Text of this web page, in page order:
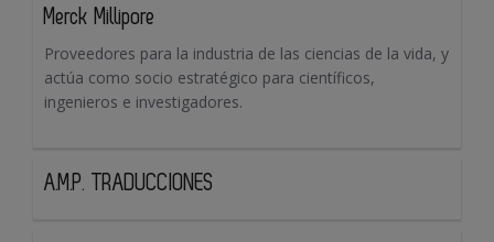
Merck Millipore
Proveedores para la industria de las ciencias de la vida, y
actúa como socio estratégico para científicos,
ingenieros e investigadores.
A.M.P. TRADUCCIONES